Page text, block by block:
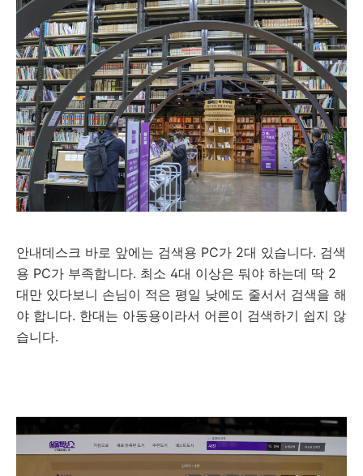
안내데스크 바로 앞에는 검색용 PC가 2대 있습니다. 검색
용 PC가 부족합니다. 최소 4대 이상은 둬야 하는데 딱 2
대만 있다보니 손님이 적은 평일 낮에도 줄서서 검색을 해
야 합니다. 한대는 아동용이라서 어른이 검색하기 쉽지 않
습니다.